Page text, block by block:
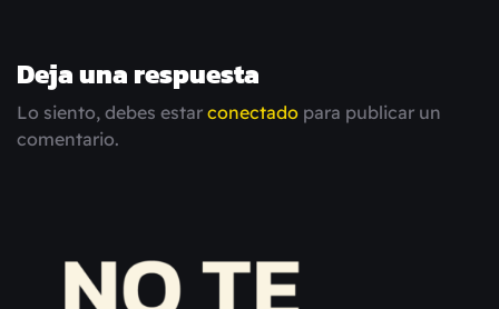
Deja una respuesta
Lo siento, debes estar conectado para publicar un
comentario.